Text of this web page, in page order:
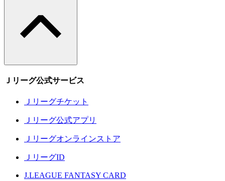
Ｊリーグ公式サービス
Ｊリーグチケット
Ｊリーグ公式アプリ
Ｊリーグオンラインストア
ＪリーグID
J.LEAGUE FANTASY CARD